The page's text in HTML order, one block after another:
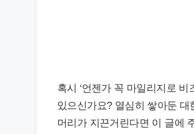
혹시 ‘언젠가 꼭 마일리지로
있으신가요? 열심히 쌓아둔 대
머리가 지끈거린다면 이 글에